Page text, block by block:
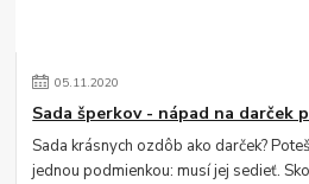
05.11.2020
Sada šperkov - nápad na darček
Sada krásnych ozdôb ako darček?
jednou podmienkou: musí jej sedieť.